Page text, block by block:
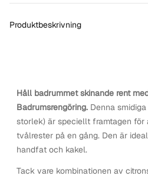
Produktbeskrivning
Håll badrummet skinande rent
Badrumsrengöring. Denna
storlek) är speciellt framtagen för
tvålrester på en gång. Den är
handfat och kakel.
Tack vare kombinationen av